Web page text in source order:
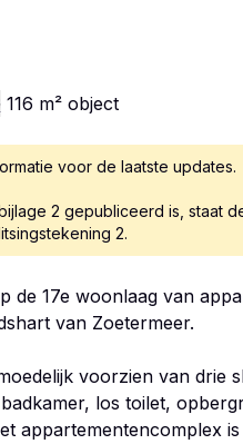
116 m² object
voor de laatste updates.
2 gepubliceerd is, staat
2.
de 17e woonlaag van
van Zoetermeer.
voorzien van drie
los toilet,
appartementencomplex